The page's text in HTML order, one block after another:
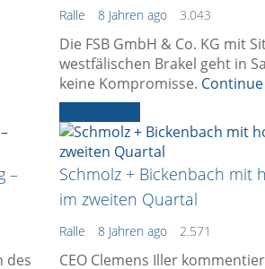
Ralle 8 Jahren ago 3.043
Die FSB GmbH & Co. KG mit
westfälischen Brakel geht in
keine Kompromisse.
–
des
Schmolz + Bickenbach mit
im zweiten Quartal
Ralle 8 Jahren ago 2.571
CEO Clemens Iller